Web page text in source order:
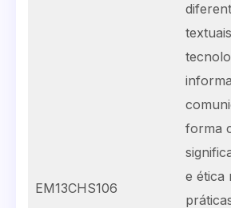
EM13CHS106
forma
e ética